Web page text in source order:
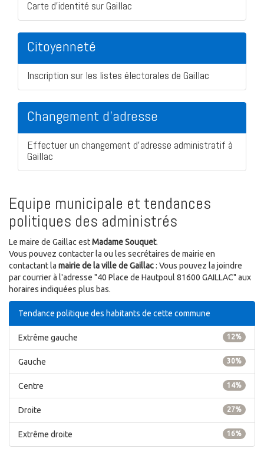
Carte d'identité sur Gaillac
Citoyenneté
Inscription sur les listes électorales de Gaillac
Changement d'adresse
Effectuer un changement d'adresse administratif à
Gaillac
Equipe municipale et tendances
politiques des administrés
Le maire de Gaillac estMadame Souquet.
Vous pouvez contacter la ou les secrétaires de mairie en
contactant la mairie de la ville de Gaillac: Vous pouvez la joindre
par courrier à l'adresse "40 Place de Hautpoul 81600 GAILLAC" aux
horaires indiquées plus bas.
Tendance politique des habitants de cette commune
12%
Extrême gauche
30%
Gauche
14%
Centre
27%
Droite
16%
Extrême droite